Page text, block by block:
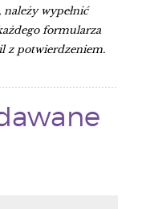
wypełnić
formularza
z potwierdzeniem.